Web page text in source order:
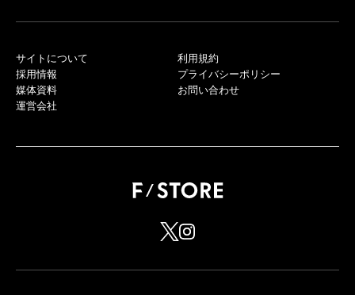
サイトについて
採用情報
媒体資料
運営会社
利用規約
プライバシーポリシー
お問い合わせ